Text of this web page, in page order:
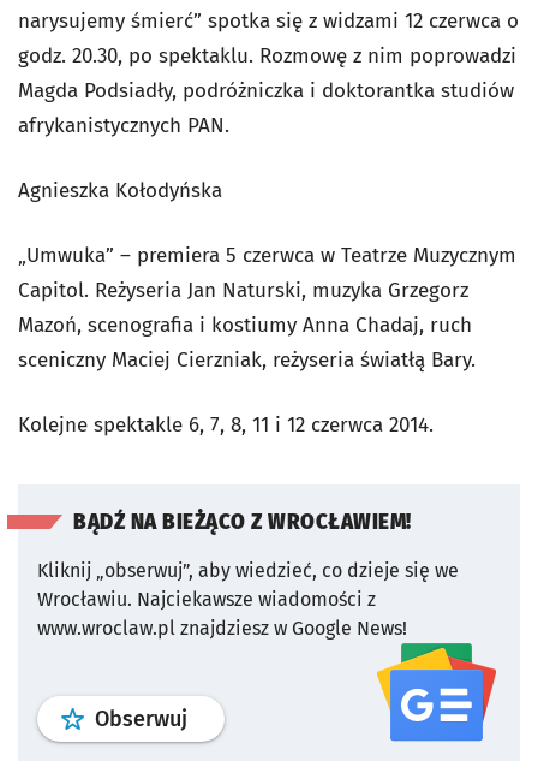
narysujemy śmierć” spotka się z widzami 12 czerwca o
godz. 20.30, po spektaklu. Rozmowę z nim poprowadzi
Magda Podsiadły, podróżniczka i doktorantka studiów
afrykanistycznych PAN.
Agnieszka Kołodyńska
„Umwuka” – premiera 5 czerwca w Teatrze Muzycznym
Capitol. Reżyseria Jan Naturski, muzyka Grzegorz
Mazoń, scenografia i kostiumy Anna Chadaj, ruch
sceniczny Maciej Cierzniak, reżyseria światłą Bary.
Kolejne spektakle 6, 7, 8, 11 i 12 czerwca 2014.
BĄDŹ NA BIEŻĄCO Z WROCŁAWIEM!
Kliknij „obserwuj”, aby wiedzieć, co dzieje się we
Wrocławiu. Najciekawsze wiadomości z
www.wroclaw.pl znajdziesz w Google News!
Obserwuj profil serwisu